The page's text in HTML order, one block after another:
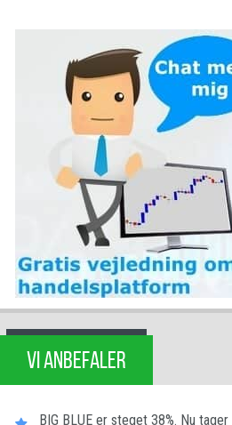
VI ANBEFALER
BIG BLUE er steget 38%. Nu